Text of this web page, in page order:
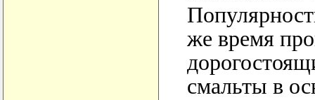
же время
смальты в